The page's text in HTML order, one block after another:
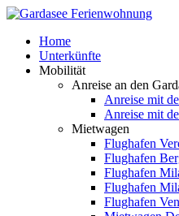
Home
Unterkünfte
Mobilität
Anreise an den
Anreise mit
Anreise mit
Mietwagen
Flughafen
Flughafen
Flughafen
Flughafen
Flughafen